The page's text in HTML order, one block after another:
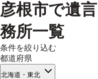
彦根市で遺言
務所一覧
条件を絞り込む
都道府県
北海道・東北